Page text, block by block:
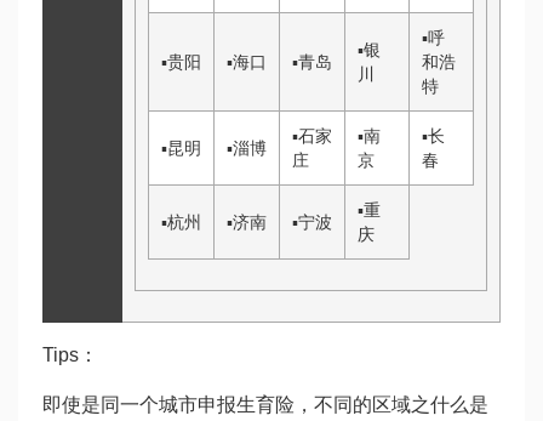
▪贵阳 ▪海口 ▪青岛
▪银
川
▪呼
和浩
特
▪昆明 ▪淄博
▪石家
庄
▪南
京
▪长
春
▪杭州 ▪济南 ▪宁波
▪重
庆
Tips：
即使是同一个城市申报生育险，不同的区域之什么是